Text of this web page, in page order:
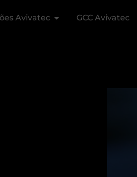
Avivatec GCC Avivatec